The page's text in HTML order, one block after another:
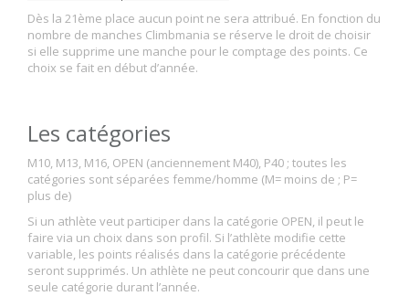
Dès la 21ème place aucun point ne sera attribué. En fonction du
nombre de manches Climbmania se réserve le droit de choisir
si elle supprime une manche pour le comptage des points. Ce
choix se fait en début d’année.
Les catégories
M10, M13, M16, OPEN (anciennement M40), P40 ; toutes les
catégories sont séparées femme/homme (M= moins de ; P=
plus de)
Si un athlète veut participer dans la catégorie OPEN, il peut le
faire via un choix dans son profil. Si l’athlète modifie cette
variable, les points réalisés dans la catégorie précédente
seront supprimés. Un athlète ne peut concourir que dans une
seule catégorie durant l’année.